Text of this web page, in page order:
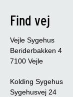
Find vej
Vejle Sygehus
Beriderbakken 4
7100 Vejle
Kolding Sygehus
Sygehusvej 24